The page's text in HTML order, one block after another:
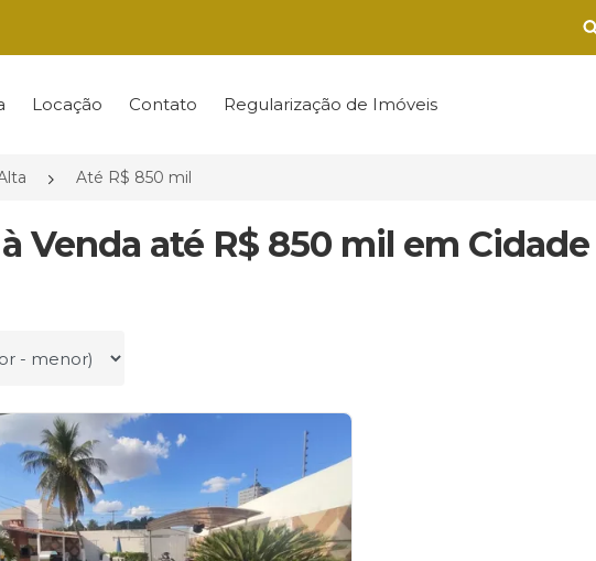
Locação Contato Regularização de Imóveis
Até R$ 850 mil
à Venda até R$ 850 mil em